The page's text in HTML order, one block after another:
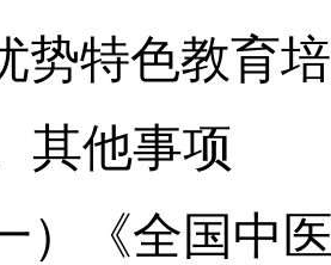
势特色教育
其他事项
《全国中